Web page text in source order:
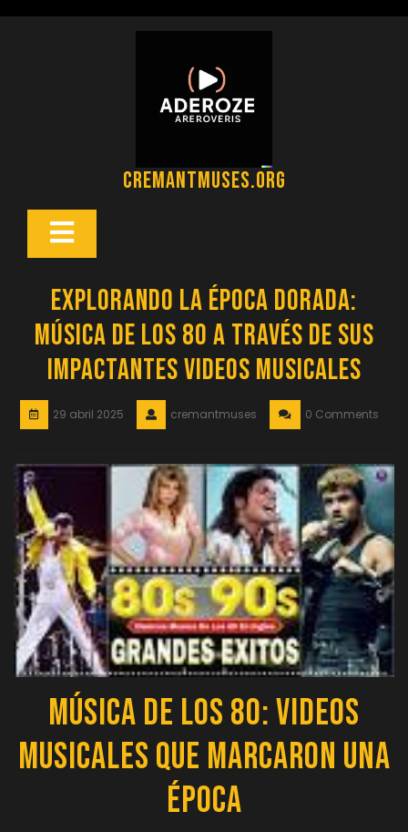
cremantmuses.org
Botón
Explorando la Época Dorada:
Música de los 80 a Través de sus
Impactantes Videos Musicales
29 abril 2025 cremantmuses 0 Comments
Música de los 80: Videos
Musicales que Marcaron una
Época